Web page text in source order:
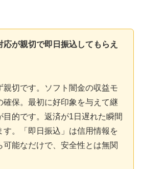
応が親切で即日振込してもらえ
親切です。ソフト闇金の収益モ
確保。最初に好印象を与えて継
目的です。返済が1日遅れた瞬間
す。「即日振込」は信用情報を
可能なだけで、安全性とは無関